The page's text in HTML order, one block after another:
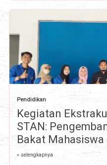
Pendidikan
Kegiatan
STAN:
Bakat Mahasiswa
» selengkapnya